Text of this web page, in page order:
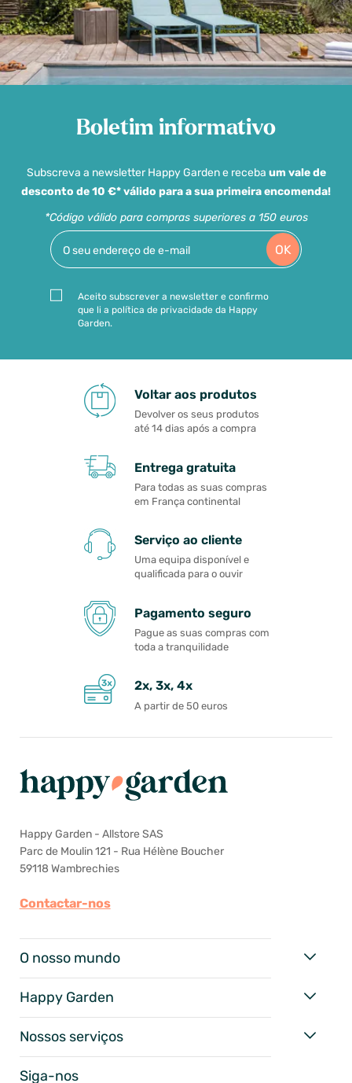
Boletim informativo
Subscreva a newsletter Happy Garden e receba um vale de
desconto de 10 €* válido para a sua primeira encomenda!
*Código válido para compras superiores a 150 euros
OK
Aceito subscrever a newsletter e confirmo
que li a política de privacidade da Happy
Garden.
Voltar aos produtos
Devolver os seus produtos
até 14 dias após a compra
Entrega gratuita
Para todas as suas compras
em França continental
Serviço ao cliente
Uma equipa disponível e
qualificada para o ouvir
Pagamento seguro
Pague as suas compras com
toda a tranquilidade
2x, 3x, 4x
A partir de 50 euros
Happy Garden - Allstore SAS
Parc de Moulin 121 - Rua Hélène Boucher
59118 Wambrechies
Contactar-nos
O nosso mundo
Happy Garden
Nossos serviços
Siga-nos